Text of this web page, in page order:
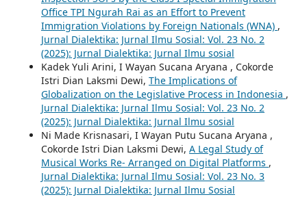
Office TPI Ngurah Rai as an Effort to Prevent
Immigration Violations by Foreign Nationals (WNA) ,
Jurnal Dialektika: Jurnal Ilmu Sosial: Vol. 23 No. 2
(2025): Jurnal Dialektika: Jurnal Ilmu sosial
Kadek Yuli Arini, I Wayan Sucana Aryana , Cokorde
Istri Dian Laksmi Dewi, The Implications of
Globalization on the Legislative Process in Indonesia ,
Jurnal Dialektika: Jurnal Ilmu Sosial: Vol. 23 No. 2
(2025): Jurnal Dialektika: Jurnal Ilmu sosial
Ni Made Krisnasari, I Wayan Putu Sucana Aryana ,
Cokorde Istri Dian Laksmi Dewi, A Legal Study of
Musical Works Re- Arranged on Digital Platforms ,
Jurnal Dialektika: Jurnal Ilmu Sosial: Vol. 23 No. 3
(2025): Jurnal Dialektika: Jurnal Ilmu Sosial